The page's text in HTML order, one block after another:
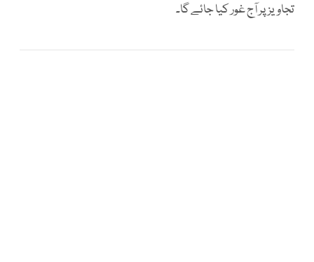
تجاویزپر آج غور کیا جائے گا۔